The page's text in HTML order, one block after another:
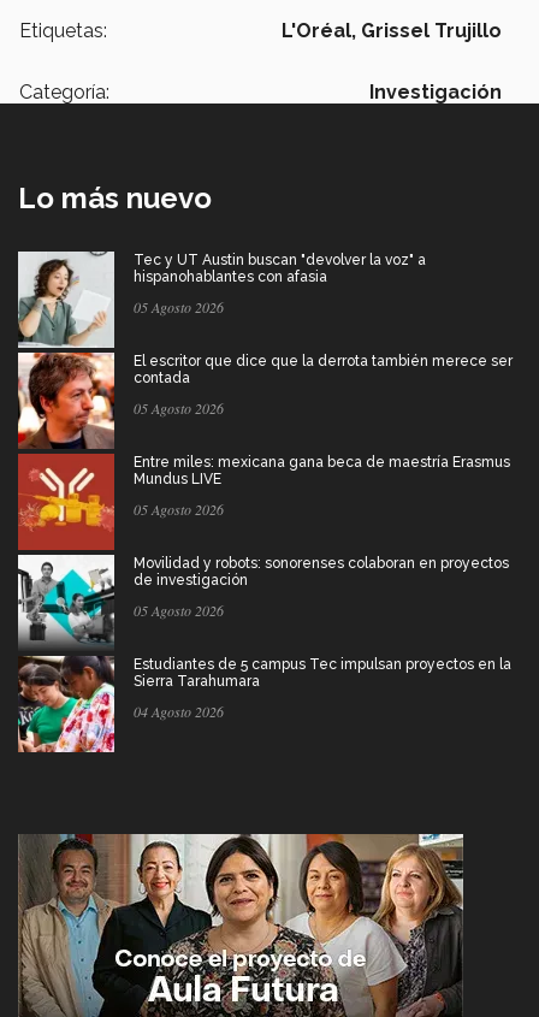
Etiquetas: L'Oréal, Grissel Trujillo
Categoría: Investigación
Lo más nuevo
Tec y UT Austin buscan "devolver la voz" a
hispanohablantes con afasia
05 Agosto 2026
El escritor que dice que la derrota también merece ser
contada
05 Agosto 2026
Entre miles: mexicana gana beca de maestría Erasmus
Mundus LIVE
05 Agosto 2026
Movilidad y robots: sonorenses colaboran en proyectos
de investigación
05 Agosto 2026
Estudiantes de 5 campus Tec impulsan proyectos en la
Sierra Tarahumara
04 Agosto 2026